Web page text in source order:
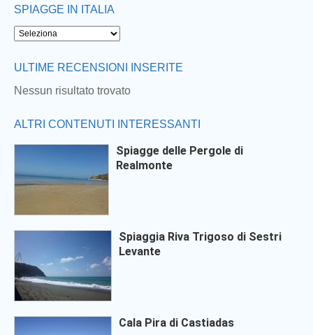
SPIAGGE IN ITALIA
ULTIME RECENSIONI INSERITE
Nessun risultato trovato
ALTRI CONTENUTI INTERESSANTI
Spiagge delle Pergole di
Realmonte
Spiaggia Riva Trigoso di Sestri
Levante
Cala Pira di Castiadas